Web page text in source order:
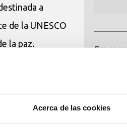
Acerca de las cookies
a
de la UNESCO
la paz.
de todos
de nuestro país.